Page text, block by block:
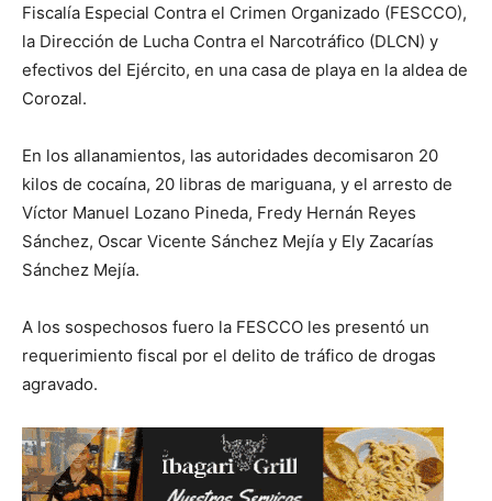
Fiscalía Especial Contra el Crimen Organizado (FESCCO),
la Dirección de Lucha Contra el Narcotráfico (DLCN) y
efectivos del Ejército, en una casa de playa en la aldea de
Corozal.
En los allanamientos, las autoridades decomisaron 20
kilos de cocaína, 20 libras de mariguana, y el arresto de
Víctor Manuel Lozano Pineda, Fredy Hernán Reyes
Sánchez, Oscar Vicente Sánchez Mejía y Ely Zacarías
Sánchez Mejía.
A los sospechosos fuero la FESCCO les presentó un
requerimiento fiscal por el delito de tráfico de drogas
agravado.